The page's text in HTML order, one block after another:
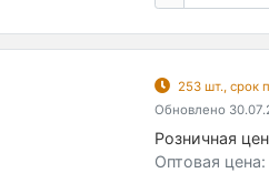
253 шт., срок
Обновлено
Розничная
Оптовая цена: